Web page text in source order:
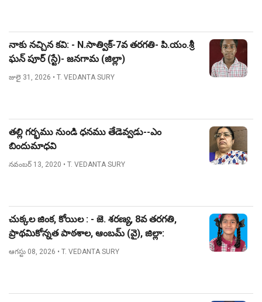
నాకు నచ్చిన కవి: - N.సాత్విక్-7వ తరగతి- పి.యం.శ్రీ
ఘన్ పూర్ (స్టే)- జనగామ (జిల్లా)
జులై 31, 2026 • T. VEDANTA SURY
తల్లి గర్భము నుండి ధనము తేడెవ్వడు--ఎం
బిందుమాధవి
నవంబర్ 13, 2020 • T. VEDANTA SURY
చుక్కల జింక, కోయిల : - జె. శరణ్య, 8వ తరగతి,
ప్రాథమికోన్నత పాఠశాల, ఆంబమ్ (వై), జిల్లా:
నిజామాబాద్.
ఆగస్టు 08, 2026 • T. VEDANTA SURY